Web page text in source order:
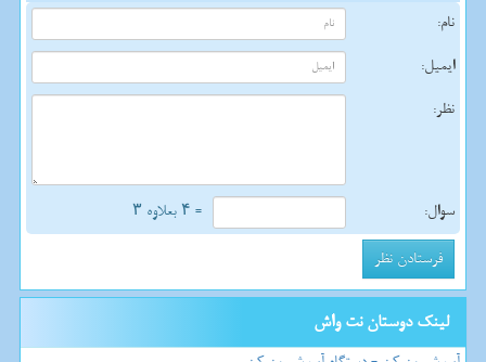
نام:
ایمیل:
نظر:
سوال: = ۴ بعلاوه ۳
لینک دوستان نت واش